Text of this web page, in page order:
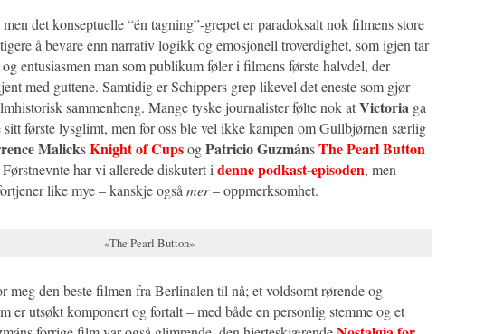
men det konseptuelle “én tagning”-grepet er paradoksalt nok filmens store
å bevare enn narrativ logikk og emosjonell troverdighet, som igjen tar
entusiasmen man som publikum føler i filmens første halvdel, der
med guttene. Samtidig er Schippers grep likevel det eneste som gjør
sammenheng. Mange tyske journalister følte nok atVictoria ga
sitt første lysglimt, men for oss ble vel ikke kampen om Gullbjørnen særlig
MalicksKnight of CupsogPatricio GuzmánsThe Pearl Button
har vi allerede diskutert idenne podkast-episoden, men
like mye – kanskje ogsåmer– oppmerksomhet.
«The Pearl Button»
meg den beste filmen fra Berlinalen til nå; et voldsomt rørende og
er utsøkt komponert og fortalt – med både en personlig stemme og et